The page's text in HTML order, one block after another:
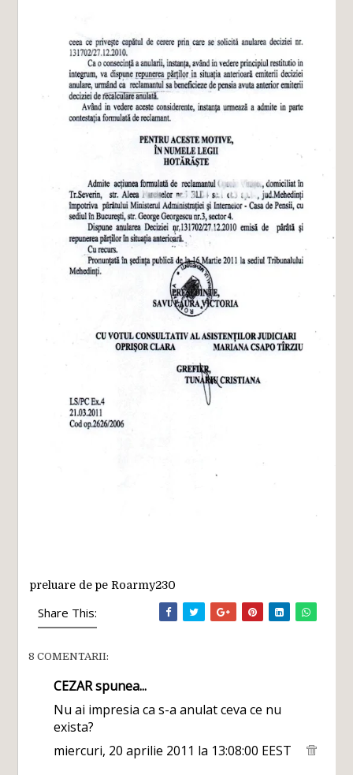
preluare de pe Roarmy230
Share This:
8 COMENTARII:
CEZARspunea...
Nu ai impresia ca s-a anulat ceva ce nu
exista?
miercuri, 20 aprilie 2011 la 13:08:00 EEST